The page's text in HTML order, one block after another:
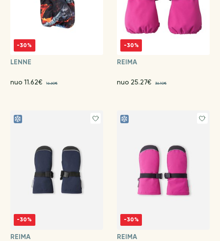
-30%
LENNE
nuo 11.62€ 16.60€
-30%
REIMA
nuo 25.27€ 36.10€
-30%
REIMA
-30%
REIMA